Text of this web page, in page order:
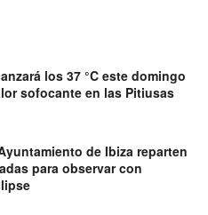
los 37 °C este domingo
sofocante en las Pitiusas
de Ibiza reparten
para observar con